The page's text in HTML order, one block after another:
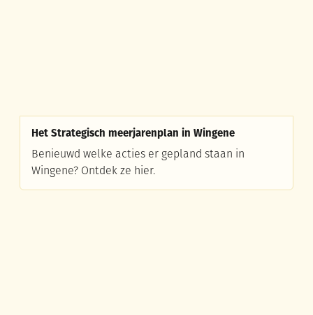
Het Strategisch meerjarenplan in Wingene
Benieuwd welke acties er gepland staan in
Wingene? Ontdek ze hier.